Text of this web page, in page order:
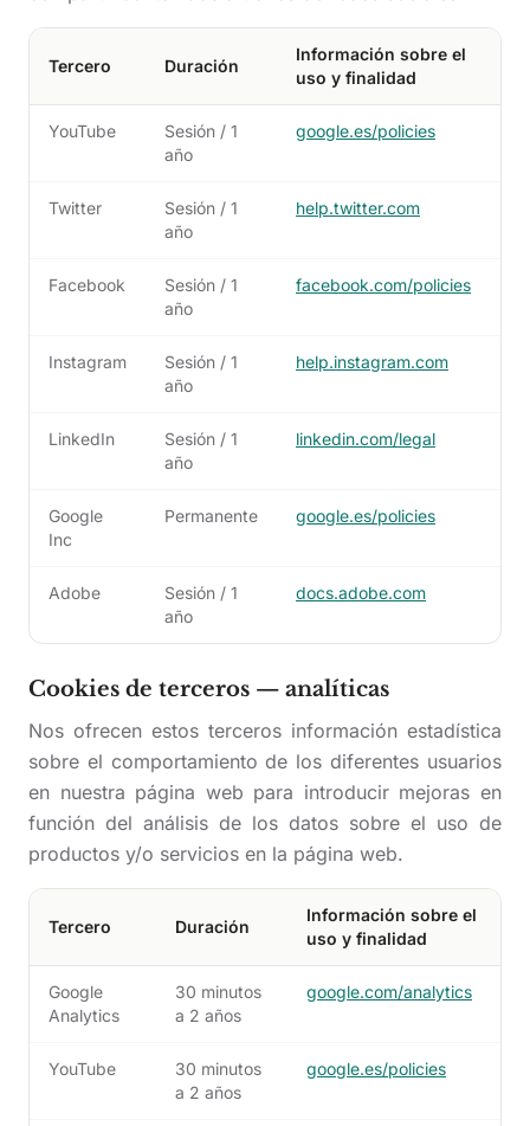
Tercero Duración
Información sobre el
uso y finalidad
YouTube
Sesión / 1
año
google.es/policies
Twitter
Sesión / 1
año
help.twitter.com
Facebook
Sesión / 1
año
facebook.com/policies
Instagram
Sesión / 1
año
help.instagram.com
LinkedIn
Sesión / 1
año
linkedin.com/legal
Google
Inc
Permanente google.es/policies
Adobe
Sesión / 1
año
docs.adobe.com
Cookies de terceros — analíticas
Nos ofrecen estos terceros información estadística
sobre el comportamiento de los diferentes usuarios
en nuestra página web para introducir mejoras en
función del análisis de los datos sobre el uso de
productos y/o servicios en la página web.
Tercero Duración
Información sobre el
uso y finalidad
Google
Analytics
30 minutos
a 2 años
google.com/analytics
YouTube
30 minutos
a 2 años
google.es/policies